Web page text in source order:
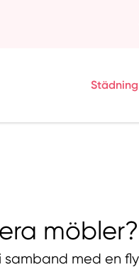
Städning
möbler?
med en